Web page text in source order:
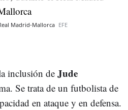
Madrid-Mallorca EFE
inclusión de Jude
Se trata de un futbolista de
en ataque y en defensa.